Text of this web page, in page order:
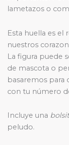
lametazos o
Esta huella es el
nuestros
La figura puede
de mascota o
basaremos para
con tu número
Incluye una
peludo.